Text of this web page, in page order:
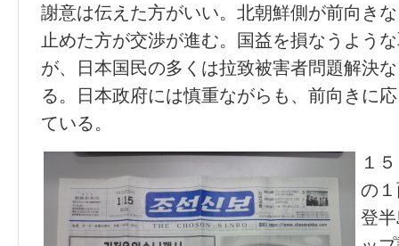
謝意は伝えた方がいい。北朝鮮側が前向き
止めた方が交渉が進む。国益を損なうよう
が、日本国民の多くは拉致被害者問題解決
る。日本政府には慎重ながらも、前向きに
ている。
１
の
登